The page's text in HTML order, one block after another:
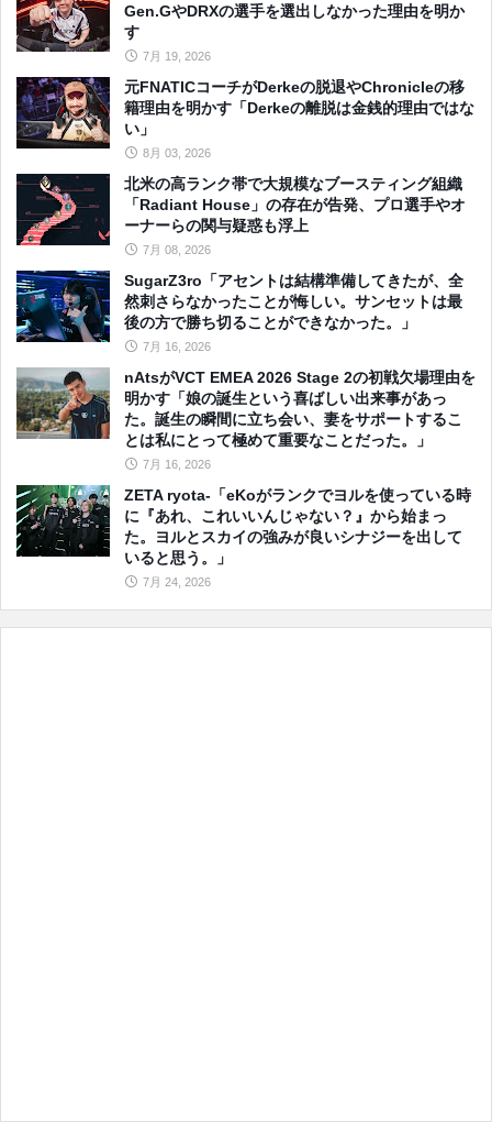
Gen.GやDRXの選手を選出しなかった理由を明か
す
7月 19, 2026
元FNATICコーチがDerkeの脱退やChronicleの移
籍理由を明かす「Derkeの離脱は金銭的理由ではな
い」
8月 03, 2026
北米の高ランク帯で大規模なブースティング組織
「Radiant House」の存在が告発、プロ選手やオ
ーナーらの関与疑惑も浮上
7月 08, 2026
SugarZ3ro「アセントは結構準備してきたが、全
然刺さらなかったことが悔しい。サンセットは最
後の方で勝ち切ることができなかった。」
7月 16, 2026
nAtsがVCT EMEA 2026 Stage 2の初戦欠場理由を
明かす「娘の誕生という喜ばしい出来事があっ
た。誕生の瞬間に立ち会い、妻をサポートするこ
とは私にとって極めて重要なことだった。」
7月 16, 2026
ZETA ryota-「eKoがランクでヨルを使っている時
に『あれ、これいいんじゃない？』から始まっ
た。ヨルとスカイの強みが良いシナジーを出して
いると思う。」
7月 24, 2026